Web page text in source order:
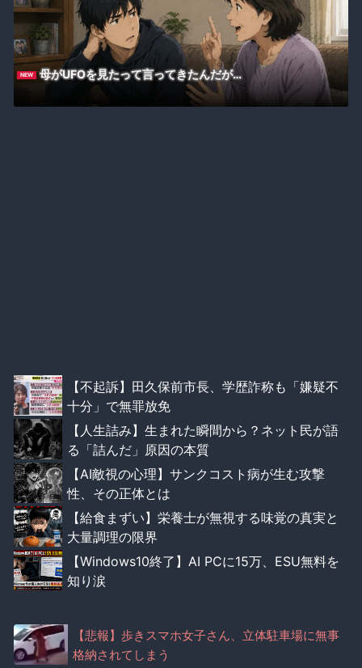
NEW 母がUFOを見たって言ってきたんだが…
【不起訴】田久保前市長、学歴詐称も「嫌疑不
十分」で無罪放免
【人生詰み】生まれた瞬間から？ネット民が語
る「詰んだ」原因の本質
【AI敵視の心理】サンクコスト病が生む攻撃
性、その正体とは
【給食まずい】栄養士が無視する味覚の真実と
大量調理の限界
【Windows10終了】AI PCに15万、ESU無料を
知り涙
【悲報】歩きスマホ女子さん、立体駐車場に無事
格納されてしまう